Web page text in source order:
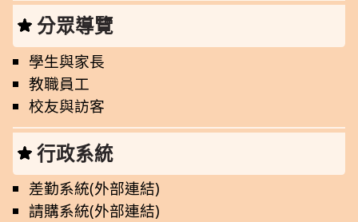
分眾導覽
學生與家長
教職員工
校友與訪客
行政系統
差勤系統(外部連結)
請購系統(外部連結)